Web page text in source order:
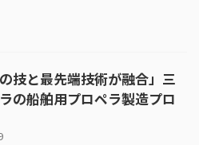
技と最先端技術が融合」三
の船舶用プロペラ製造プロ